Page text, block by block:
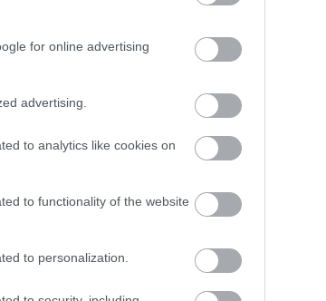
for online advertising
advertising.
to analytics like cookies on
to functionality of the website
to personalization.
11 EZT LÁTTUK LEGUTÓBB
Tweets by filmnaplo